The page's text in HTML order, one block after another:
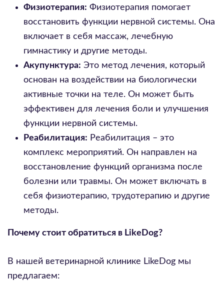
Физиотерапия: Физиотерапия помогает
восстановить функции нервной системы. Она
включает в себя массаж, лечебную
гимнастику и другие методы.
Акупунктура: Это метод лечения, который
основан на воздействии на биологически
активные точки на теле. Он может быть
эффективен для лечения боли и улучшения
функции нервной системы.
Реабилитация: Реабилитация – это
комплекс мероприятий. Он направлен на
восстановление функций организма после
болезни или травмы. Он может включать в
себя физиотерапию, трудотерапию и другие
методы.
Почему стоит обратиться в LikeDog?
В нашей ветеринарной клинике LikeDog мы
предлагаем: